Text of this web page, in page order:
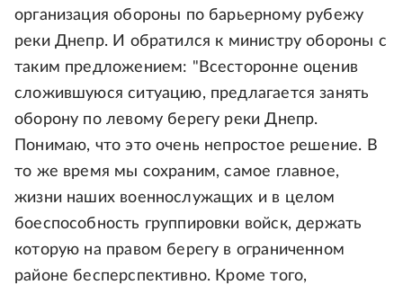
организация обороны по барьерному рубежу
реки Днепр. И обратился к министру обороны с
таким предложением: "Всесторонне оценив
сложившуюся ситуацию, предлагается занять
оборону по левому берегу реки Днепр.
Понимаю, что это очень непростое решение. В
то же время мы сохраним, самое главное,
жизни наших военнослужащих и в целом
боеспособность группировки войск, держать
которую на правом берегу в ограниченном
районе бесперспективно. Кроме того,